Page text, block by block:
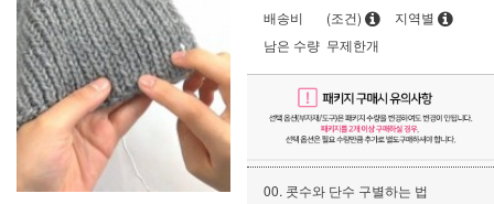
배송비
(조건)
지역별
남은 수량 무제한개
00. 콧수와 단수 구별하는 법